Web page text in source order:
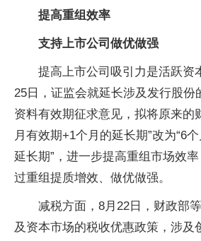
提高重组效率
支持上市公司做优做强
提高上市公司吸引力是活跃资
25日，证监会就延长涉及发行股份
资料有效期征求意见，拟将原来的
月有效期+1个月的延长期”改为“6
延长期”，进一步提高重组市场效
过重组提质增效、做优做强。
减税方面，8月22日，财政部
及资本市场的税收优惠政策，涉及